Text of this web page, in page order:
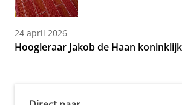
24 april 2026
Hoogleraar Jakob de Haan